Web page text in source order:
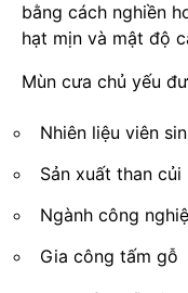
bằng cách nghiền
hạt mịn và mật độ
Mùn cưa chủ yếu
Nhiên liệu viên
Sản xuất than củi
Ngành công
Gia công tấm gỗ